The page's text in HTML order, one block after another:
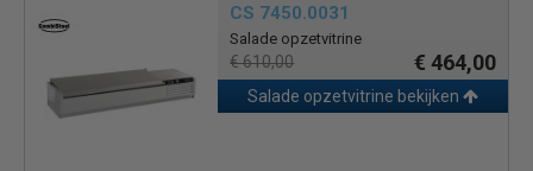
CS 7450.0031
Salade opzetvitrine
€ 610,00 € 464,00
Salade opzetvitrine bekijken